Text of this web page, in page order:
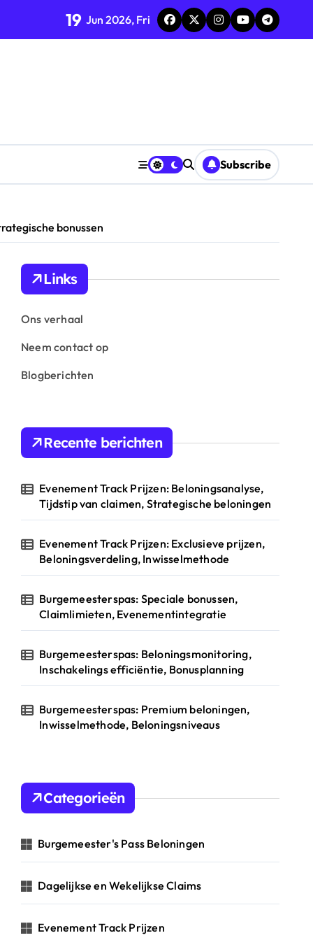
19 Jun 2026, Fri
Subscribe
bonussen
Links
Ons verhaal
Neem contact op
Blogberichten
Recente berichten
Evenement Track Prijzen: Beloningsanalyse,
Tijdstip van claimen, Strategische beloningen
Evenement Track Prijzen: Exclusieve prijzen,
Beloningsverdeling, Inwisselmethode
Burgemeesterspas: Speciale bonussen,
Claimlimieten, Evenementintegratie
Burgemeesterspas: Beloningsmonitoring,
Inschakelings efficiëntie, Bonusplanning
Burgemeesterspas: Premium beloningen,
Inwisselmethode, Beloningsniveaus
Categorieën
Burgemeester's Pass Beloningen
Dagelijkse en Wekelijkse Claims
Evenement Track Prijzen